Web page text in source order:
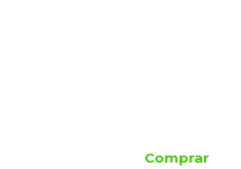
Comprar